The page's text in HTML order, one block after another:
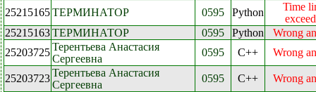
25215165ТЕРМИНАТОР 0595 Python
Time
25215163ТЕРМИНАТОР 0595 Python
Wrong
25203725Терентьева Анастасия
Сергеевна
0595 C++ Wrong
25203723Терентьева Анастасия
Сергеевна
0595 C++ Wrong